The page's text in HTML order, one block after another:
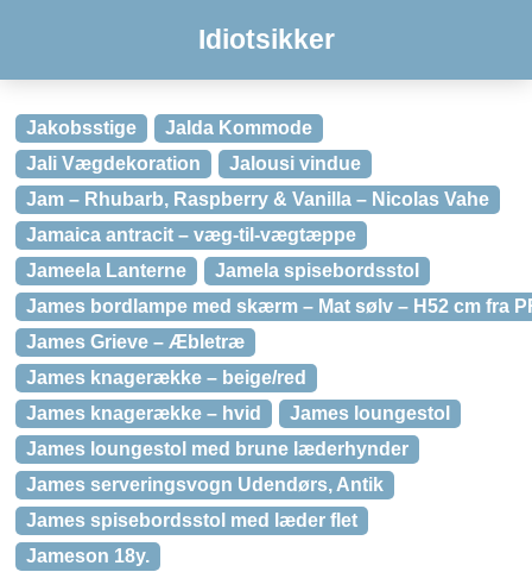
Idiotsikker
Jakobsstige
Jalda Kommode
Jali Vægdekoration
Jalousi vindue
Jam – Rhubarb, Raspberry & Vanilla – Nicolas Vahe
Jamaica antracit – væg-til-vægtæppe
Jameela Lanterne
Jamela spisebordsstol
James bordlampe med skærm – Mat sølv – H52 cm fra
James Grieve – Æbletræ
James knagerække – beige/red
James knagerække – hvid
James loungestol
James loungestol med brune læderhynder
James serveringsvogn Udendørs, Antik
James spisebordsstol med læder flet
Jameson 18y.